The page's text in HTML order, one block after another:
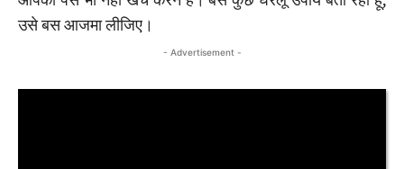
उसे बस आजमा लीजिए।
- Advertisement -